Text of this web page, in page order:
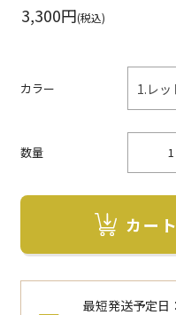
3,300円(税込)
カラー
数量
カー
最短発送予定日